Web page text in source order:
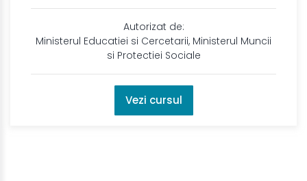
Autorizat de:
Ministerul Educatiei si Cercetarii, Ministerul Muncii
si Protectiei Sociale
Vezi cursul